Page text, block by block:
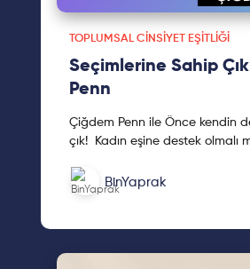
TOPLUMSAL CINSIYET EŞITLIĞI
Seçimlerine Sahip
Penn
Çiğdem Penn ile Önce kendin
çık! Kadın eşine destek olmalı
BinYaprak